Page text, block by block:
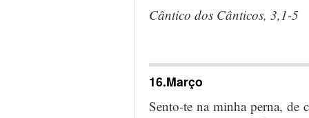
Cântico dos Cânticos, 3,1-5
16.Março
Sento-te na minha perna, de